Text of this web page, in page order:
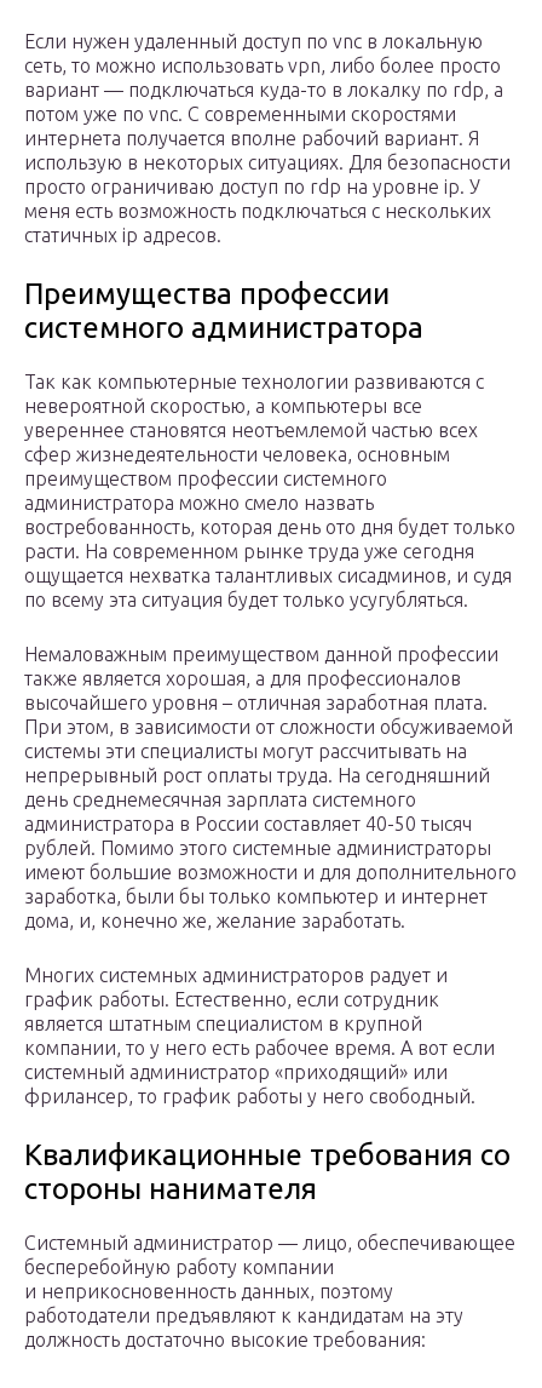
Если нужен удаленный доступ по vnc в локальную
сеть, то можно использовать vpn, либо более просто
вариант — подключаться куда-то в локалку по rdp, а
потом уже по vnc. С современными скоростями
интернета получается вполне рабочий вариант. Я
использую в некоторых ситуациях. Для безопасности
просто ограничиваю доступ по rdp на уровне ip. У
меня есть возможность подключаться с нескольких
статичных ip адресов.
Преимущества профессии
системного администратора
Так как компьютерные технологии развиваются с
невероятной скоростью, а компьютеры все
увереннее становятся неотъемлемой частью всех
сфер жизнедеятельности человека, основным
преимуществом профессии системного
администратора можно смело назвать
востребованность, которая день ото дня будет только
расти. На современном рынке труда уже сегодня
ощущается нехватка талантливых сисадминов, и судя
по всему эта ситуация будет только усугубляться.
Немаловажным преимуществом данной профессии
также является хорошая, а для профессионалов
высочайшего уровня – отличная заработная плата.
При этом, в зависимости от сложности обсуживаемой
системы эти специалисты могут рассчитывать на
непрерывный рост оплаты труда. На сегодняшний
день среднемесячная зарплата системного
администратора в России составляет 40-50 тысяч
рублей. Помимо этого системные администраторы
имеют большие возможности и для дополнительного
заработка, были бы только компьютер и интернет
дома, и, конечно же, желание заработать.
Многих системных администраторов радует и
график работы. Естественно, если сотрудник
является штатным специалистом в крупной
компании, то у него есть рабочее время. А вот если
системный администратор «приходящий» или
фрилансер, то график работы у него свободный.
Квалификационные требования со
стороны нанимателя
Системный администратор — лицо, обеспечивающее
бесперебойную работу компании
и неприкосновенность данных, поэтому
работодатели предъявляют к кандидатам на эту
должность достаточно высокие требования: